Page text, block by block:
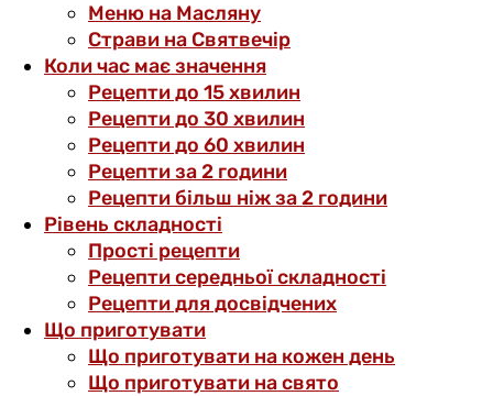
Меню на Масляну
Страви на Святвечір
Коли час має значення
Рецепти до 15 хвилин
Рецепти до 30 хвилин
Рецепти до 60 хвилин
Рецепти за 2 години
Рецепти більш ніж за 2 години
Рівень складності
Прості рецепти
Рецепти середньої складності
Рецепти для досвідчених
Що приготувати
Що приготувати на кожен день
Що приготувати на свято